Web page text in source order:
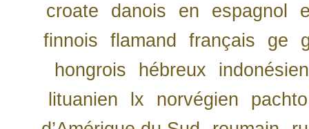
croate
danois en espagnol
finnois
flamand français ge
hongrois
hébreux
indonésien
lituanien
lx norvégien
pachto